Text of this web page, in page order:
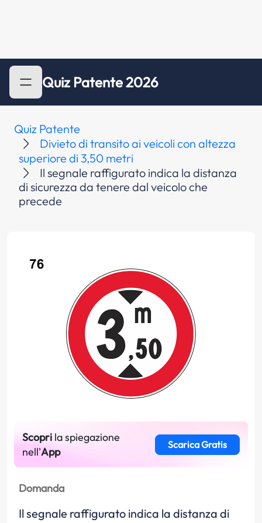
Quiz Patente 2026
Quiz Patente
Divieto di transito ai veicoli con altezza
superiore di 3,50 metri
Il segnale raffigurato indica la distanza
di sicurezza da tenere dal veicolo che
precede
Scopri la spiegazione
nell'App
Scarica Gratis
Domanda
Il segnale raffigurato indica la distanza di